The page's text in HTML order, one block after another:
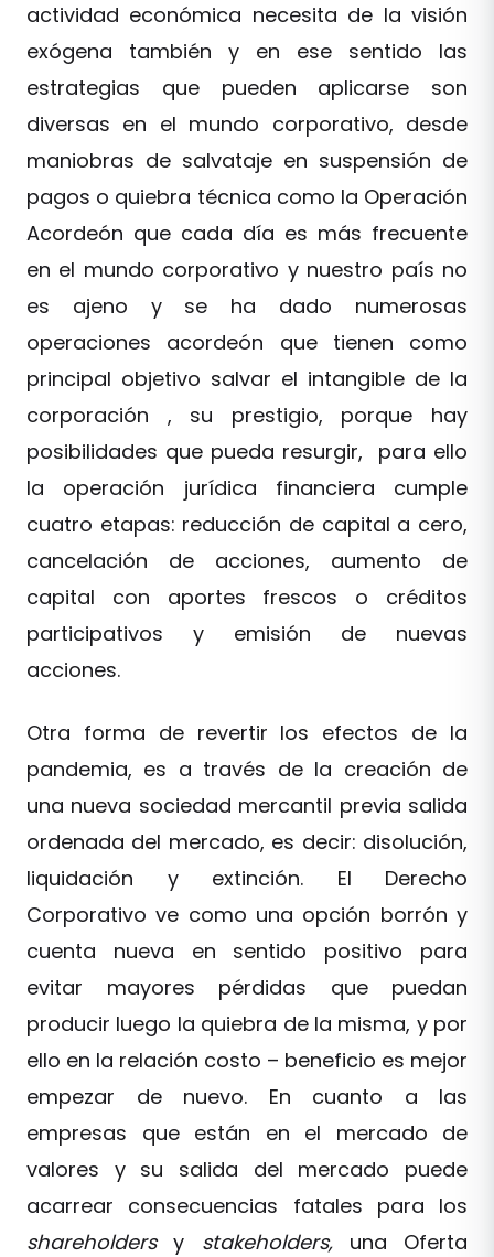
actividad económica necesita de la visión
exógena también y en ese sentido las
estrategias que pueden aplicarse son
diversas en el mundo corporativo, desde
maniobras de salvataje en suspensión de
pagos o quiebra técnica como la Operación
Acordeón que cada día es más frecuente
en el mundo corporativo y nuestro país no
es ajeno y se ha dado numerosas
operaciones acordeón que tienen como
principal objetivo salvar el intangible de la
corporación , su prestigio, porque hay
posibilidades que pueda resurgir, para ello
la operación jurídica financiera cumple
cuatro etapas: reducción de capital a cero,
cancelación de acciones, aumento de
capital con aportes frescos o créditos
participativos y emisión de nuevas
acciones.
Otra forma de revertir los efectos de la
pandemia, es a través de la creación de
una nueva sociedad mercantil previa salida
ordenada del mercado, es decir: disolución,
liquidación y extinción. El Derecho
Corporativo ve como una opción borrón y
cuenta nueva en sentido positivo para
evitar mayores pérdidas que puedan
producir luego la quiebra de la misma, y por
ello en la relación costo – beneficio es mejor
empezar de nuevo. En cuanto a las
empresas que están en el mercado de
valores y su salida del mercado puede
acarrear consecuencias fatales para los
shareholdersy stakeholders,una Oferta